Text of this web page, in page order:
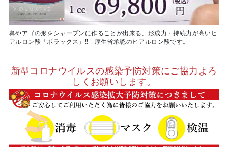
鼻やアゴの形をシャープンに作ることが出来る、形成力・持続力が高いヒ
アルロン酸「ボラックス」‼ 厚生省承認のヒアルロン酸です。
新型コロナウイルスの感染予防対策にご協力よろ
しくお願いします。